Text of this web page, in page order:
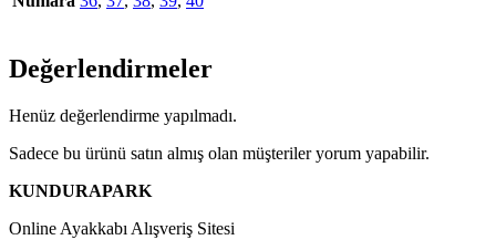
Değerlendirmeler
Henüz değerlendirme yapılmadı.
Sadece bu ürünü satın almış olan müşteriler yorum yapabilir.
KUNDURAPARK
Online Ayakkabı Alışveriş Sitesi